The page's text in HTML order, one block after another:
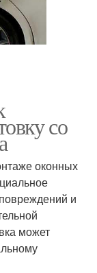
со
оконных
и
может